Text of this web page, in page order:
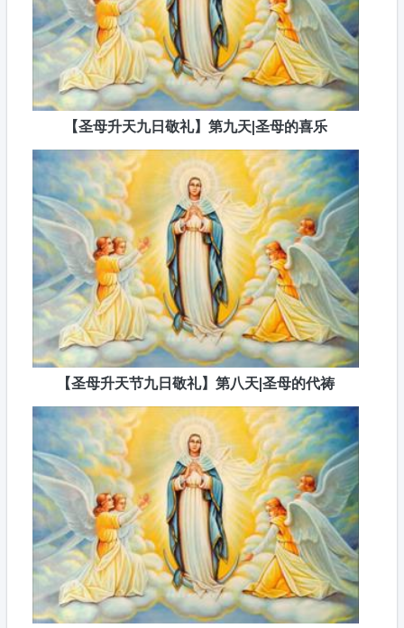
【圣母升天九日敬礼】第九天|圣母的喜乐
【圣母升天节九日敬礼】第八天|圣母的代祷